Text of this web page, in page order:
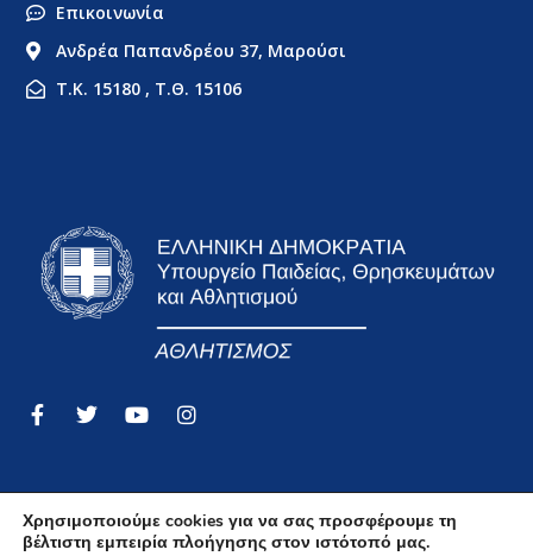
Επικοινωνία
Ανδρέα Παπανδρέου 37, Μαρούσι
Τ.Κ. 15180 , Τ.Θ. 15106
Χρησιμοποιούμε cookies για να σας προσφέρουμε τη
βέλτιστη εμπειρία πλοήγησης στον ιστότοπό μας.